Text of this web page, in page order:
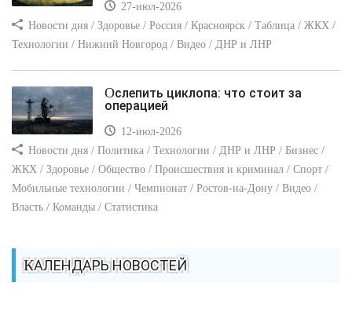
27-июл-2026
Новости дня / Здоровье / Россия / Красноярск / Таблица / ЖКХ /
Технологии / Нижний Новгород / Видео / ДНР и ЛНР
Ослепить циклопа: что стоит за
операцией
12-июл-2026
Новости дня / Политика / Технологии / ДНР и ЛНР / Бизнес /
ЖКХ / Здоровье / Общество / Происшествия и криминал / Спорт /
Мобильные технологии / Чемпионат / Ростов-на-Дону / Видео /
Власть / Команды / Статистика
КАЛЕНДАРЬ НОВОСТЕЙ